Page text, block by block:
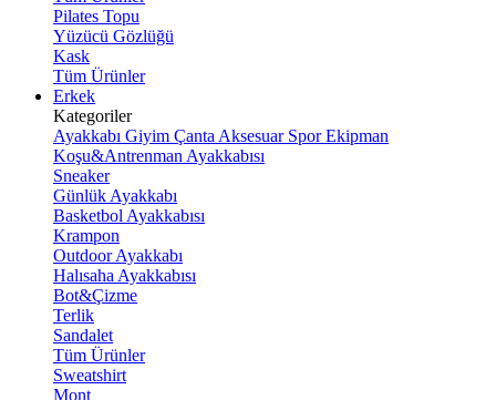
Pilates Topu
Yüzücü Gözlüğü
Kask
Tüm Ürünler
Erkek
Kategoriler
Ayakkabı Giyim Çanta Aksesuar Spor Ekipman
Koşu&Antrenman Ayakkabısı
Sneaker
Günlük Ayakkabı
Basketbol Ayakkabısı
Krampon
Outdoor Ayakkabı
Halısaha Ayakkabısı
Bot&Çizme
Terlik
Sandalet
Tüm Ürünler
Sweatshirt
Mont